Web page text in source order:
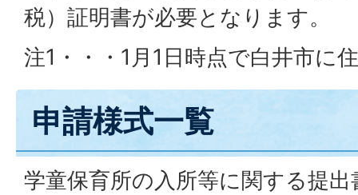
税）証明書が必要となります。
注1・・・1月1日時点で白井市に
申請様式一覧
学童保育所の入所等に関する提